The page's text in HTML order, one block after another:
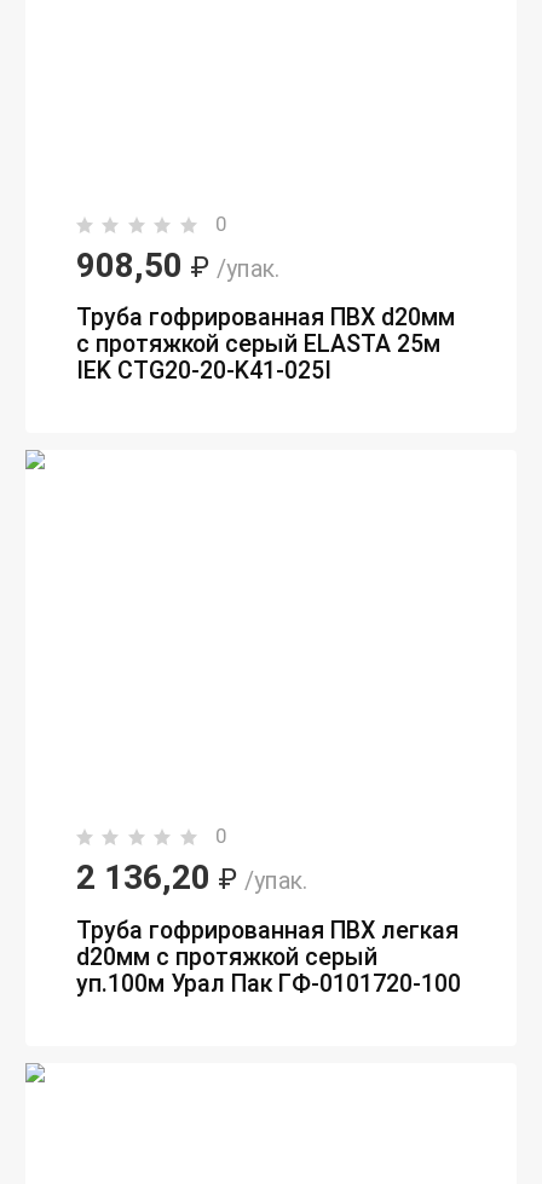
0
908,50 ₽ /упак.
Труба гофрированная ПВХ d20мм
с протяжкой серый ELASTA 25м
IEK CTG20-20-K41-025I
0
2 136,20 ₽ /упак.
Труба гофрированная ПВХ легкая
d20мм с протяжкой серый
уп.100м Урал Пак ГФ-0101720-100